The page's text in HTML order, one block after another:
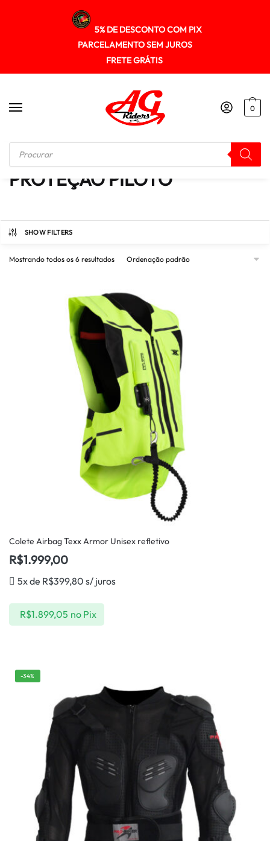
5% DE DESCONTO COM PIX
PARCELAMENTO SEM JUROS
FRETE GRÁTIS
0
Início / PROTEÇÃO PILOTO
PROTEÇÃO PILOTO
SHOW FILTERS
Mostrando todos os 6 resultados
Colete Airbag Texx Armor Unisex refletivo
R$1.999,00
5x de R$399,80 s/ juros
R$1.899,05 no Pix
-34%